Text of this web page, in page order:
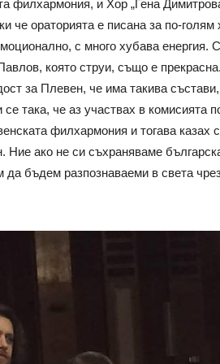
филхармония, и Хор „Гена
че ораторията е писана за по-
с много хубава енергия.
която струи, също е
за Плевен, че има такива
така, че аз участвах в комисията
филхармония и тогава казах
Ние ако не си съхраняваме
бъдем разпознаваеми в света